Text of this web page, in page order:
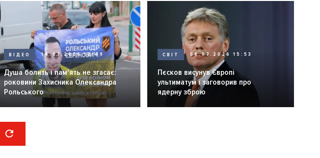
ВІДЕО 14.07.2026 12:49
Душа болить і пам'ять не згасає:
роковини Захисника Олександра
Рольського
СВІТ 08.07.2026 15:53
Пєсков висунув Європі
ультиматум і заговорив про
ядерну зброю